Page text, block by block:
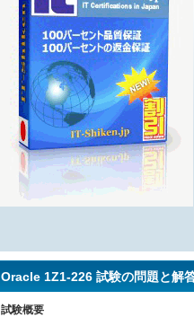
Oracle 1Z1-226 試験の問題と解
試験概要